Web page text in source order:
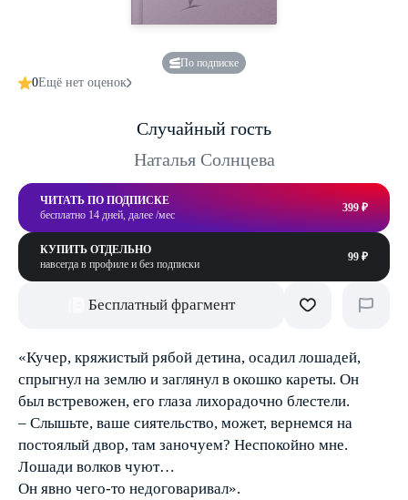
По подписке
0Ещё нет оценок
Случайный гость
Наталья Солнцева
ЧИТАТЬ ПО ПОДПИСКЕ
бесплатно 14 дней, далее /мес
399 ₽
КУПИТЬ ОТДЕЛЬНО
навсегда в профиле и без подписки
99 ₽
Бесплатный фрагмент
«Кучер, кряжистый рябой детина, осадил лошадей,
спрыгнул на землю и заглянул в окошко кареты. Он
был встревожен, его глаза лихорадочно блестели.
– Слышьте, ваше сиятельство, может, вернемся на
постоялый двор, там заночуем? Неспокойно мне.
Лошади волков чуют…
Он явно чего-то недоговаривал».